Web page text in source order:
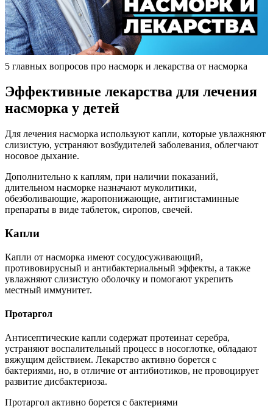
5 главных вопросов про насморк и лекарства от насморка
Эффективные лекарства для лечения
насморка у детей
Для лечения насморка используют капли, которые увлажняют
слизистую, устраняют возбудителей заболевания, облегчают
носовое дыхание.
Дополнительно к каплям, при наличии показаний,
длительном насморке назначают муколитики,
обезболивающие, жаропонижающие, антигистаминные
препараты в виде таблеток, сиропов, свечей.
Капли
Капли от насморка имеют сосудосуживающий,
противовирусный и антибактериальный эффекты, а также
увлажняют слизистую оболочку и помогают укрепить
местный иммунитет.
Протаргол
Антисептические капли содержат протеинат серебра,
устраняют воспалительный процесс в носоглотке, обладают
вяжущим действием. Лекарство активно борется с
бактериями, но, в отличие от антибиотиков, не провоцирует
развитие дисбактериоза.
Протаргол активно борется с бактериями